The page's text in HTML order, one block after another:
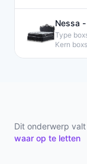
Nessa
King -
Type
Kern
Dit onderwerp
waar op te letten